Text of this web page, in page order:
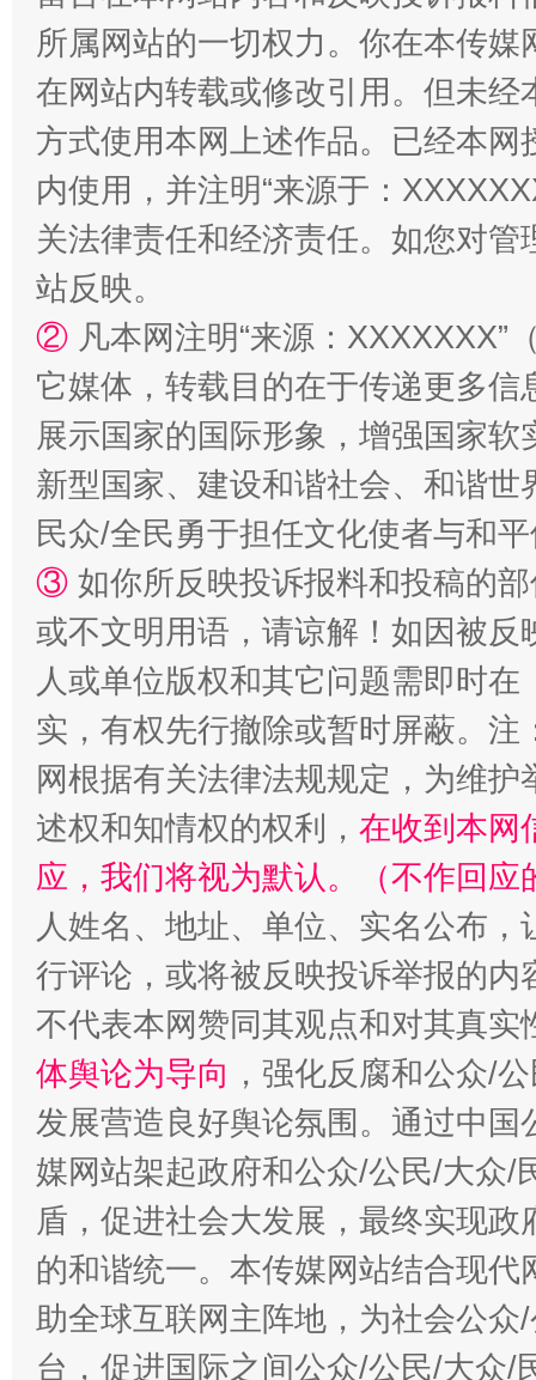
阿坝州三大球赛在茂县开幕 规模
国家大学科技园优化重塑工作
扯下公款旅游的“隐身衣” 如何以
“蜀中异人”王建安的艺术幻境
所属网站的一切权力。你在本传
在网站内转载或修改引用。但未
方式使用本网上述作品。已经本
内使用，并注明“来源于：
关法律责任和经济责任。如您对
站反映。
② 凡本网注明“来源：
它媒体，转载目的在于传递更多
展示国家的国际形象，增强国家
新型国家、建设和谐社会、和谐
民众/全民勇于担任文化使者与和
③ 如你所反映投诉报料和投稿的
或不文明用语，请谅解！如因被
人或单位版权和其它问题需即时在
实，有权先行撤除或暂时屏蔽。
网根据有关法律法规规定，为维
述权和知情权的权利， 在收到本网
应，我们将视为默认。（不作回应
人姓名、地址、单位、实名公布
行评论，或将被反映投诉举报的
不代表本网赞同其观点和对其真实
体舆论为导向 ，强化反腐和公众/
发展营造良好舆论氛围。通过中
媒网站架起政府和公众/公民/大众/
盾，促进社会大发展，最终实现
的和谐统一。本传媒网站结合现
助全球互联网主阵地，为社会公
台，促进国际之间公众/公民/大众/